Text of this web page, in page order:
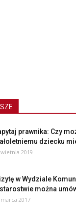
prawnika: Czy
dziecku
2019
w Wydziale
można
2017